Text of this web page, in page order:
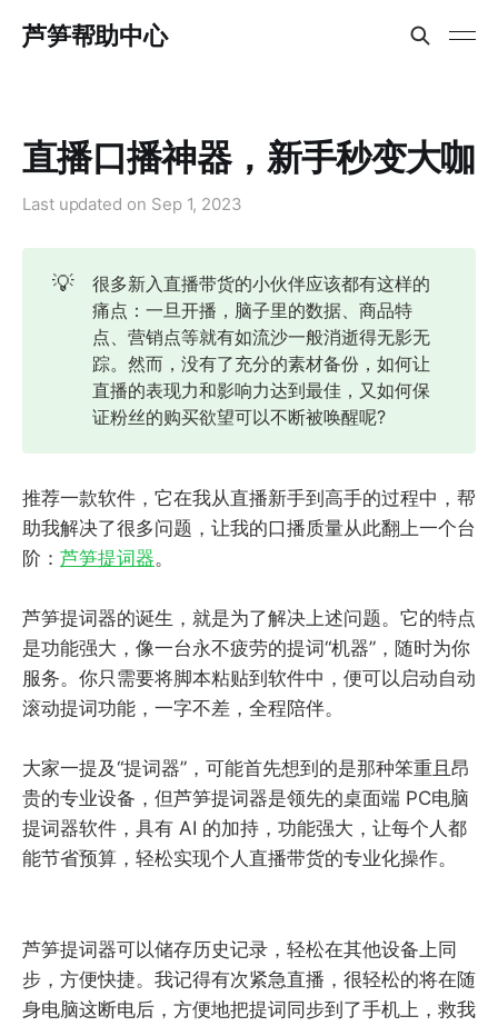
芦笋帮助中心
直播口播神器，新手秒变大咖
Last updated on Sep 1, 2023
💡
很多新入直播带货的小伙伴应该都有这样的
痛点：一旦开播，脑子里的数据、商品特
点、营销点等就有如流沙一般消逝得无影无
踪。然而，没有了充分的素材备份，如何让
直播的表现力和影响力达到最佳，又如何保
证粉丝的购买欲望可以不断被唤醒呢?
推荐一款软件，它在我从直播新手到高手的过程中，帮
助我解决了很多问题，让我的口播质量从此翻上一个台
阶： 芦笋提词器。
芦笋提词器的诞生，就是为了解决上述问题。它的特点
是功能强大，像一台永不疲劳的提词“机器”，随时为你
服务。你只需要将脚本粘贴到软件中，便可以启动自动
滚动提词功能，一字不差，全程陪伴。
大家一提及“提词器”，可能首先想到的是那种笨重且昂
贵的专业设备，但芦笋提词器是领先的桌面端 PC电脑
提词器软件，具有 AI 的加持，功能强大，让每个人都
能节省预算，轻松实现个人直播带货的专业化操作。
芦笋提词器可以储存历史记录，轻松在其他设备上同
步，方便快捷。我记得有次紧急直播，很轻松的将在随
身电脑这断电后，方便地把提词同步到了手机上，救我